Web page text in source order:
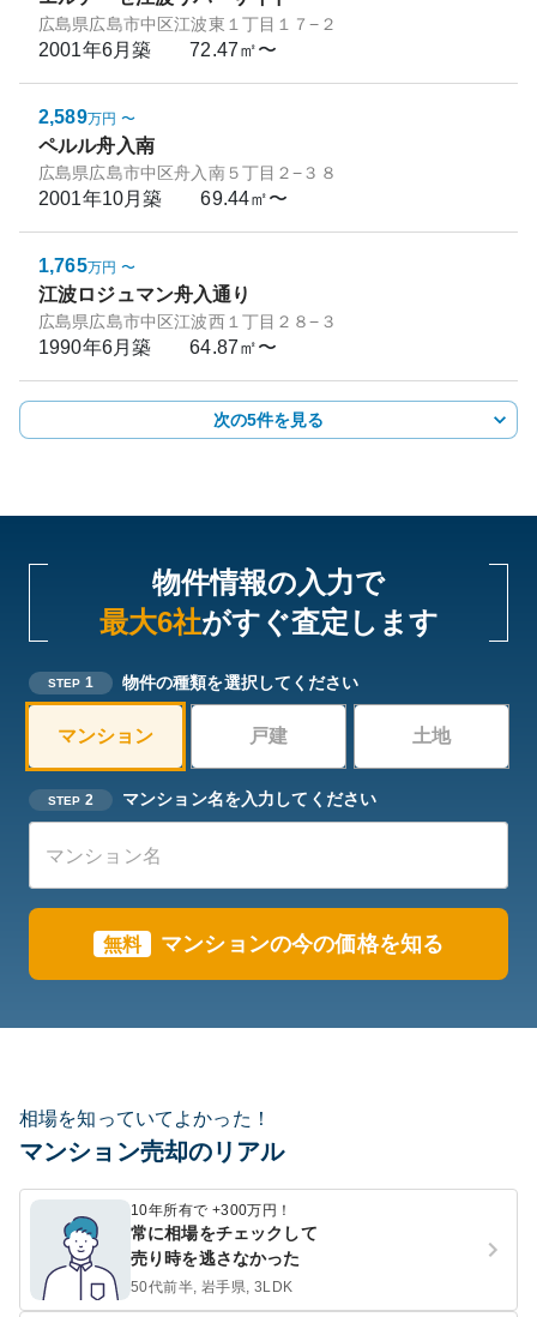
広島県広島市中区江波東１丁目１７−２
2001年6月築 72.47㎡〜
2,589万円 〜
ペルル舟入南
広島県広島市中区舟入南５丁目２−３８
2001年10月築 69.44㎡〜
1,765万円 〜
江波ロジュマン舟入通り
広島県広島市中区江波西１丁目２８−３
1990年6月築 64.87㎡〜
次の5件を見る
物件情報の入力で
最大6社がすぐ査定します
STEP 1 物件の種類を選択してください
マンション 戸建 土地
STEP 2 マンション名を入力してください
無料 マンションの今の価格を知る
相場を知っていてよかった！
マンション売却のリアル
10年所有で +300万円！
常に相場をチェックして
売り時を逃さなかった
50代前半, 岩手県, 3LDK